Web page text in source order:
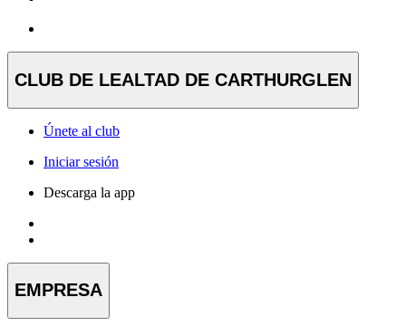
CLUB DE LEALTAD DE CARTHURGLEN
Únete al club
Iniciar sesión
Descarga la app
EMPRESA